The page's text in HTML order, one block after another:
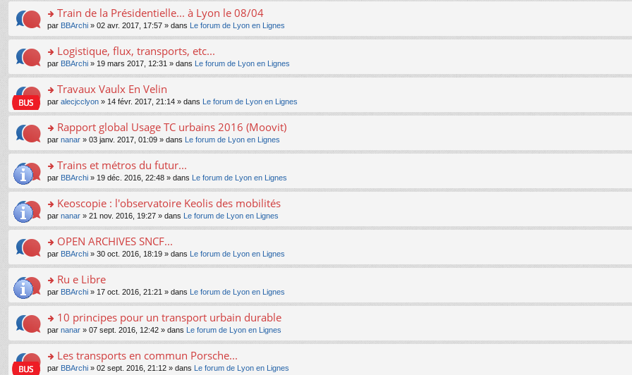
e
nt
s
ré
c
e
nt
le
pl
u
s
ré
c
e
nt
n
n
le
pl
u
s
ré
c
e
nt
a
g
e
n
n
le
pl
u
s
ré
c
e
nt
le
m
e
s
a
g
e
n
n
le
pl
u
s
ré
c
e
nt
s
ult
er
le
m
e
s
a
g
e
n
n
le
pl
u
s
ré
c
e
nt
o
n
s
ult
er
le
m
e
s
a
g
e
n
n
le
pl
u
s
ré
c
e
nt
Train de la Présidentielle... à Lyon le 08/04
par BBArchi » 02 avr. 2017, 17:57 » dans Le forum de Lyon en Lignes
o
n
s
ult
er
le
m
e
s
a
g
e
n
n
le
pl
u
s
ré
c
e
nt
Logistique, flux, transports, etc...
par BBArchi » 19 mars 2017, 12:31 » dans Le forum de Lyon en Lignes
o
n
s
ult
er
le
m
e
s
a
g
e
n
n
le
pl
u
s
ré
c
e
nt
Travaux Vaulx En Velin
par alecjcclyon » 14 févr. 2017, 21:14 » dans Le forum de Lyon en Lignes
o
n
s
ult
er
le
m
e
s
a
g
e
n
n
le
pl
u
s
ré
c
Rapport global Usage TC urbains 2016 (Moovit)
par nanar » 03 janv. 2017, 01:09 » dans Le forum de Lyon en Lignes
o
n
s
ult
er
le
m
e
s
a
g
e
n
n
le
pl
Trains et métros du futur...
par BBArchi » 19 déc. 2016, 22:48 » dans Le forum de Lyon en Lignes
o
n
s
ult
er
le
m
e
s
a
g
e
n
Keoscopie : l'observatoire Keolis des mobilités
par nanar » 21 nov. 2016, 19:27 » dans Le forum de Lyon en Lignes
o
n
s
ult
er
le
m
e
s
a
g
OPEN ARCHIVES SNCF...
par BBArchi » 30 oct. 2016, 18:19 » dans Le forum de Lyon en Lignes
o
n
s
ult
er
le
m
e
Ru e Libre
par BBArchi » 17 oct. 2016, 21:21 » dans Le forum de Lyon en Lignes
o
n
s
ult
er
10 principes pour un transport urbain durable
par nanar » 07 sept. 2016, 12:42 » dans Le forum de Lyon en Lignes
o
Les transports en commun Porsche...
par BBArchi » 02 sept. 2016, 21:12 » dans Le forum de Lyon en Lignes